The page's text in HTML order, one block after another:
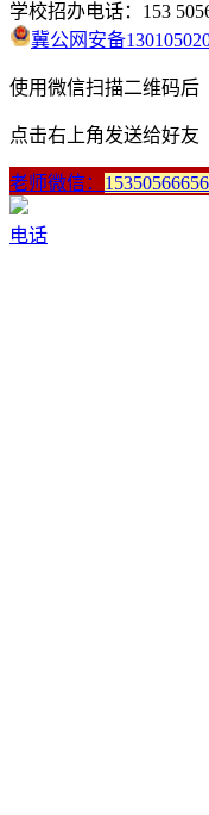
学校招办电话：153
冀公网安备
使用微信扫描二维码后
点击右上角发送给好友
老师微信： 15350566656
电话